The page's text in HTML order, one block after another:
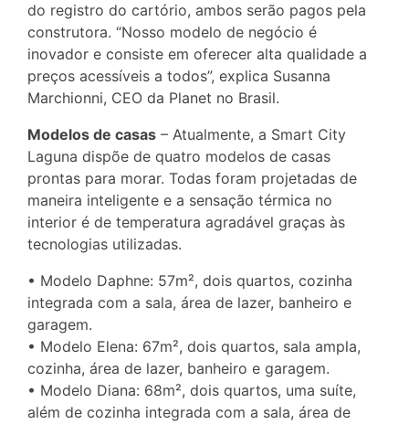
do registro do cartório, ambos serão pagos pela
construtora. “Nosso modelo de negócio é
inovador e consiste em oferecer alta qualidade a
preços acessíveis a todos”, explica Susanna
Marchionni, CEO da Planet no Brasil.
Modelos de casas – Atualmente, a Smart City
Laguna dispõe de quatro modelos de casas
prontas para morar. Todas foram projetadas de
maneira inteligente e a sensação térmica no
interior é de temperatura agradável graças às
tecnologias utilizadas.
• Modelo Daphne: 57m², dois quartos, cozinha
integrada com a sala, área de lazer, banheiro e
garagem.
• Modelo Elena: 67m², dois quartos, sala ampla,
cozinha, área de lazer, banheiro e garagem.
• Modelo Diana: 68m², dois quartos, uma suíte,
além de cozinha integrada com a sala, área de